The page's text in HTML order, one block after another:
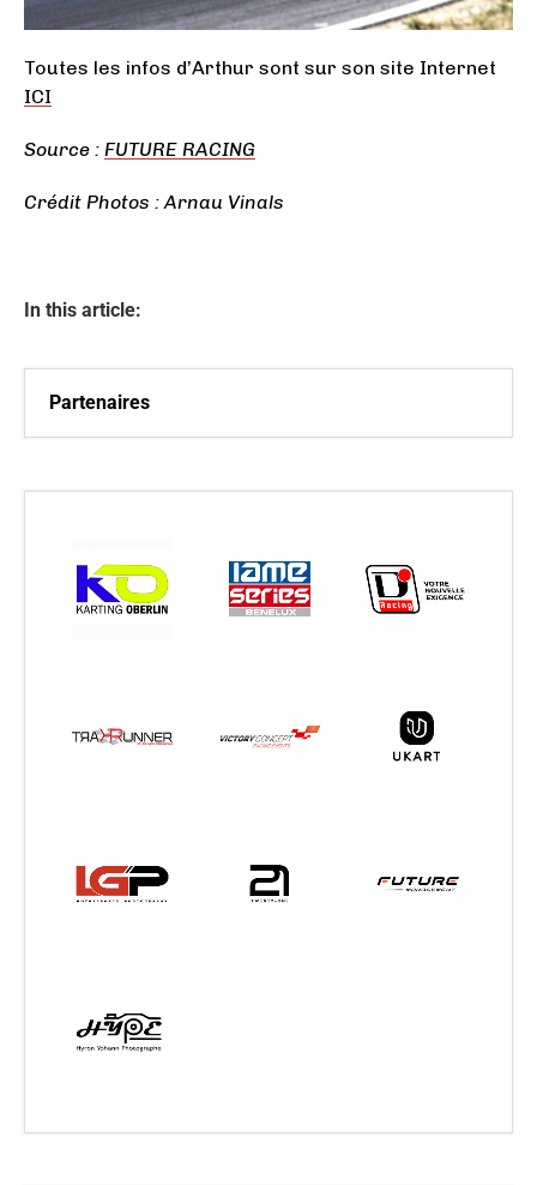
Toutes les infos d’Arthur sont sur son site Internet
ICI
Source : FUTURE RACING
Crédit Photos : Arnau Vinals
In this article:
Partenaires